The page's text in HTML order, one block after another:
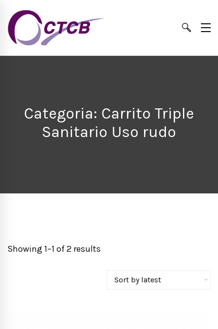
Categoria: Carrito Triple
Sanitario Uso rudo
Showing 1–1 of 2 results